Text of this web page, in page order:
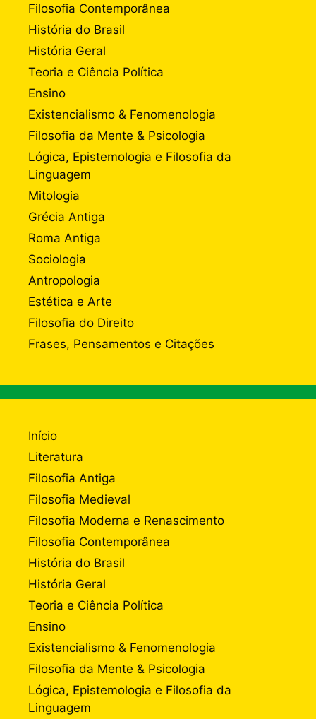
Filosofia Contemporânea
História do Brasil
História Geral
Teoria e Ciência Política
Ensino
Existencialismo & Fenomenologia
Filosofia da Mente & Psicologia
Lógica, Epistemologia e Filosofia da
Linguagem
Mitologia
Grécia Antiga
Roma Antiga
Sociologia
Antropologia
Estética e Arte
Filosofia do Direito
Frases, Pensamentos e Citações
Início
Literatura
Filosofia Antiga
Filosofia Medieval
Filosofia Moderna e Renascimento
Filosofia Contemporânea
História do Brasil
História Geral
Teoria e Ciência Política
Ensino
Existencialismo & Fenomenologia
Filosofia da Mente & Psicologia
Lógica, Epistemologia e Filosofia da
Linguagem